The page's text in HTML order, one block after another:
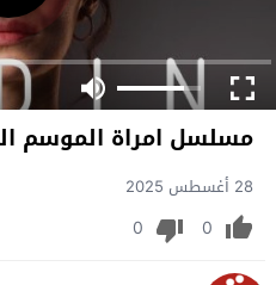
مسلسل امراة الموسم
28 أغسطس 2025
0
0